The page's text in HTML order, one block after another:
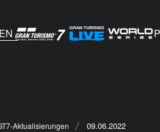
Aktualisierungen 09.06.2022